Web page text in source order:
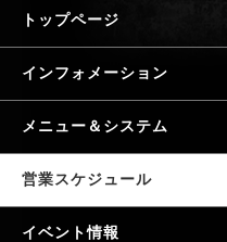
トップページ
インフォメーション
メニュー＆システム
営業スケジュール
イベント情報